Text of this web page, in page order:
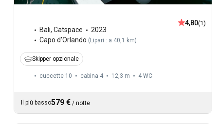
Bali, Catspace
2023
Capo d'Orlando ( Lipari : a 40,1 km)
4,80(1)
Skipper opzionale
cuccette 10 cabina 4 12,3 m 4 WC
Il più basso579 € / notte